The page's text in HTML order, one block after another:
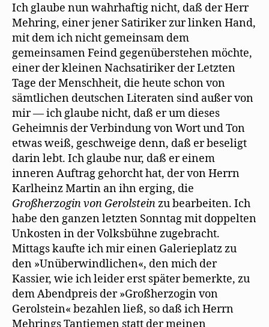
Ich glaube nun wahrhaftig nicht, daß der Herr
Mehring, einer jener Satiriker zur linken Hand,
mit dem ich nicht gemeinsam dem
gemeinsamen Feind gegenüberstehen möchte,
einer der kleinen Nachsatiriker der Letzten
Tage der Menschheit, die heute schon von
sämtlichen deutschen Literaten sind außer von
mir — ich glaube nicht, daß er um dieses
Geheimnis der Verbindung von Wort und Ton
etwas weiß, geschweige denn, daß er beseligt
darin lebt. Ich glaube nur, daß er einem
inneren Auftrag gehorcht hat, der von Herrn
Karlheinz Martin an ihn erging, die
Großherzogin von Gerolsteinzu bearbeiten. Ich
habe den ganzen letzten Sonntag mit doppelten
Unkosten in der Volksbühne zugebracht.
Mittags kaufte ich mir einen Galerieplatz zu
den »Unüberwindlichen«, den mich der
Kassier, wie ich leider erst später bemerkte, zu
dem Abendpreis der »Großherzogin von
Gerolstein« bezahlen ließ, so daß ich Herrn
Mehrings Tantiemen statt der meinen